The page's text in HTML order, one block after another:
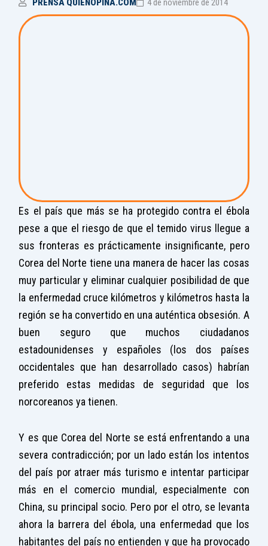
Es el país que más se ha protegido contra el ébola
pese a que el riesgo de que el temido virus llegue a
sus fronteras es prácticamente insignificante, pero
Corea del Norte tiene una manera de hacer las cosas
muy particular y eliminar cualquier posibilidad de que
la enfermedad cruce kilómetros y kilómetros hasta la
región se ha convertido en una auténtica obsesión. A
buen seguro que muchos ciudadanos
estadounidenses y españoles (los dos países
occidentales que han desarrollado casos) habrían
preferido estas medidas de seguridad que los
norcoreanos ya tienen.
Y es que Corea del Norte se está enfrentando a una
severa contradicción; por un lado están los intentos
del país por atraer más turismo e intentar participar
más en el comercio mundial, especialmente con
China, su principal socio. Pero por el otro, se levanta
ahora la barrera del ébola, una enfermedad que los
habitantes del país no entienden y que ha provocado